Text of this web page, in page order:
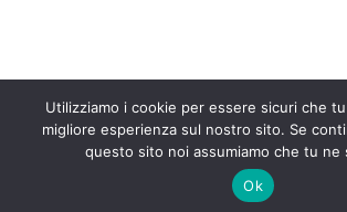
Notizie247.it
Notizie e approfondimenti dall’Italia e dall’Estero
Utilizziamo i cookie per essere sicuri che
migliore esperienza sul nostro sito. Se
questo sito noi assumiamo che tu ne
Ok